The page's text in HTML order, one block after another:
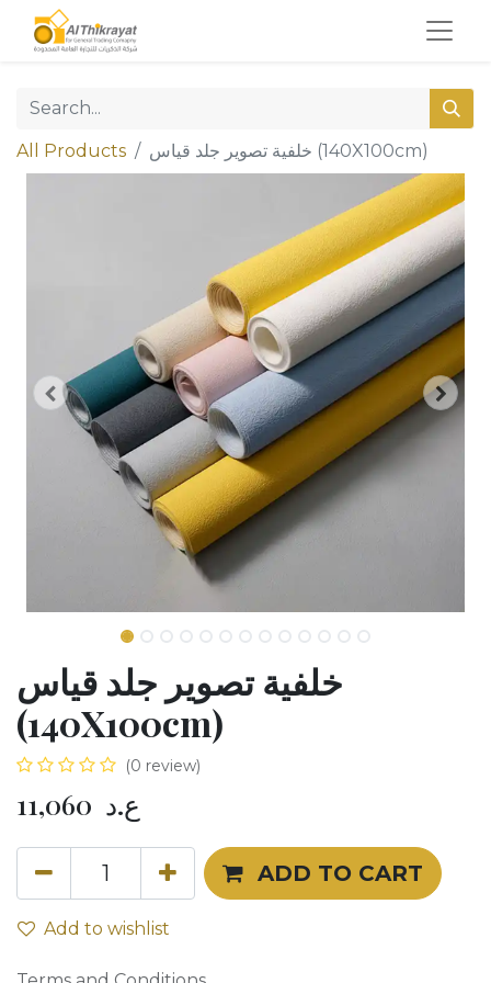
All Products خلفية تصوير جلد قياس (140X100cm)
خلفية تصوير جلد قياس
(140X100cm)
(0 review)
11,060 ع.د
ADD TO CART
Add to wishlist